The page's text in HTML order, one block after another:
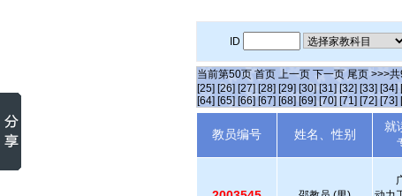
ID
当前第50页 首页 上一页 下一页 尾页 >>>共
[25] [26] [27] [28] [29] [30] [31] [32] [33] [34]
[64] [65] [66] [67] [68] [69] [70] [71] [72] [73]
教员编号 姓名、性别
就